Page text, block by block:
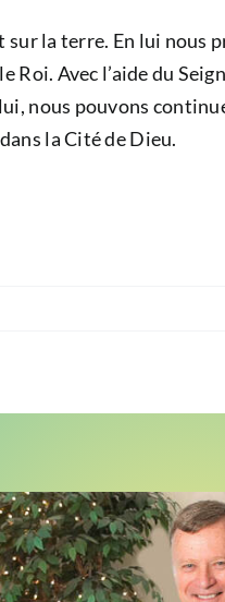
la terre. En lui
Roi. Avec l’aide du
nous pouvons
la Cité de Dieu.